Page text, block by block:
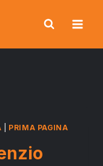
PRIMA PAGINA